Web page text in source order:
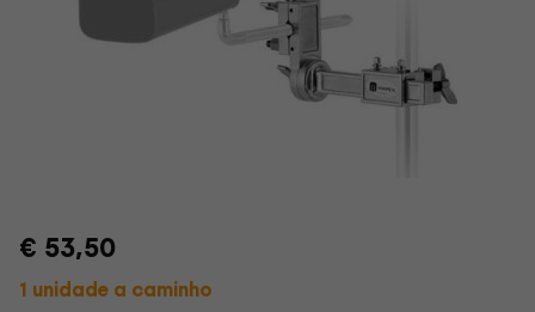
€ 53,50
1 unidade a caminho